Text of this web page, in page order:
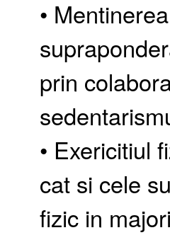
•
prin
• Exericitiul
cat si cele
fizic in